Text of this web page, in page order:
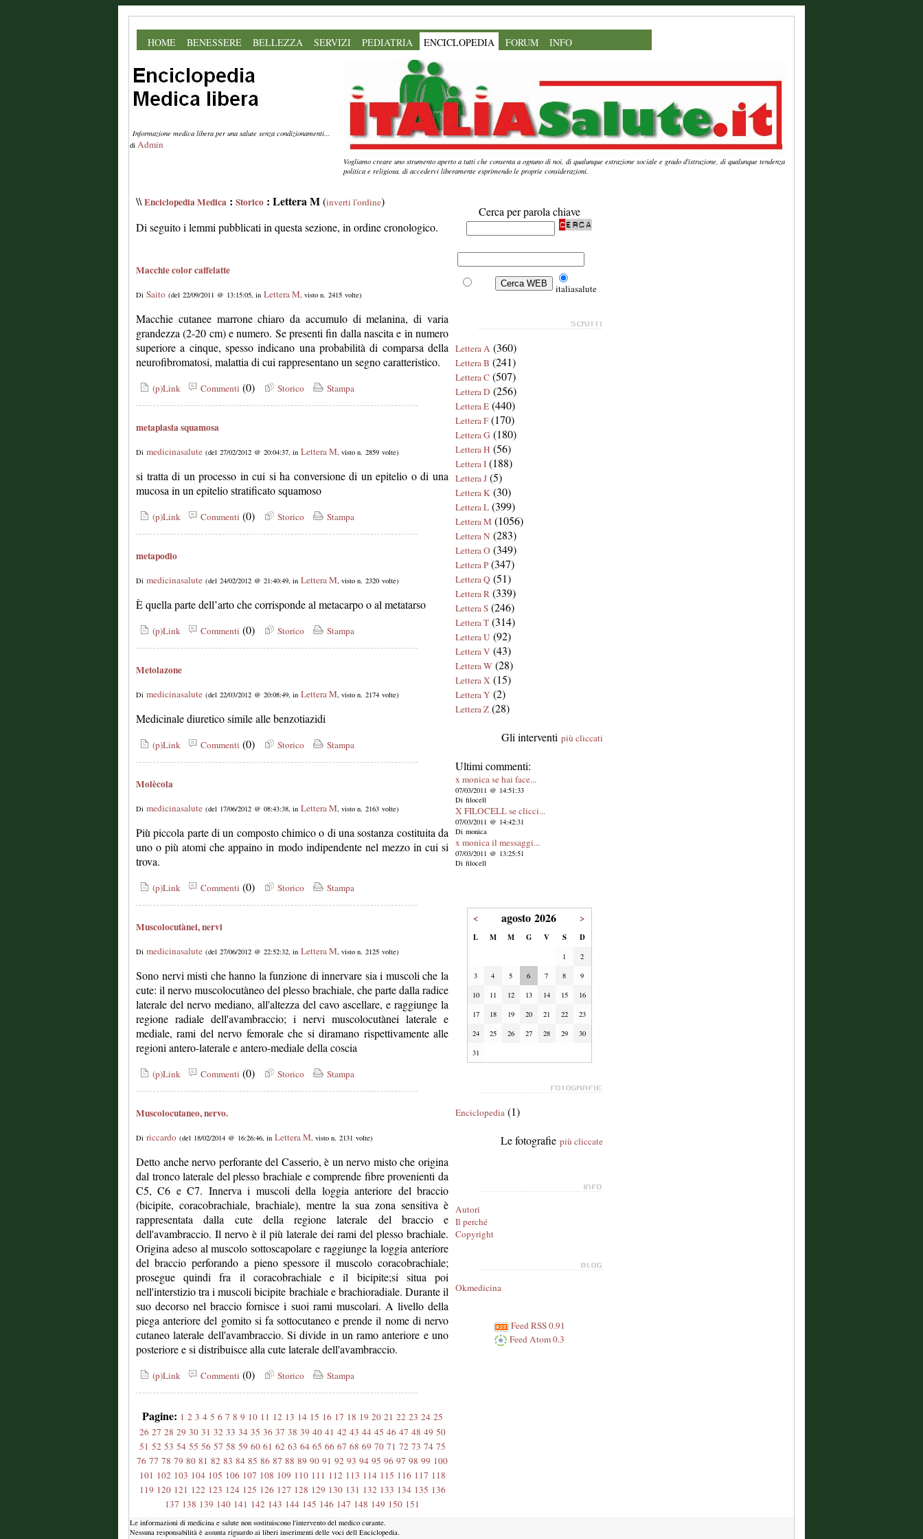
HOME BENESSERE BELLEZZA SERVIZI PEDIATRIA ENCICLOPEDIA FORUM INFO
Informazione medica libera per una salute senza condizionamenti...
di Admin
Vogliamo creare uno strumento aperto a tutti che consenta a ognuno di noi, di qualunque estrazione sociale e grado d'istruzione, di qualunque tendenza
politica e religiosa, di accedervi liberamente esprimendo le proprie considerazioni.
\\Enciclopedia Medica : Storico : Lettera M(inverti l'ordine)
Di seguito i lemmi pubblicati in questa sezione, in ordine cronologico.
Macchie color caffelatte
Di Saito (del 22/09/2011 @ 13:15:05, in Lettera M, visto n. 2415 volte)
Macchie cutanee marrone chiaro da accumulo di melanina, di varia
grandezza (2-20 cm) e numero. Se presenti fin dalla nascita e in numero
superiore a cinque, spesso indicano una probabilità di comparsa della
neurofibromatosi, malattia di cui rappresentano un segno caratteristico.
(p)Link Commenti (0) Storico Stampa
metaplasia squamosa
Di medicinasalute (del 27/02/2012 @ 20:04:37, in Lettera M, visto n. 2859 volte)
si tratta di un processo in cui si ha conversione di un epitelio o di una
mucosa in un epitelio stratificato squamoso
(p)Link Commenti (0) Storico Stampa
metapodio
Di medicinasalute (del 24/02/2012 @ 21:40:49, in Lettera M, visto n. 2320 volte)
È quella parte dell’arto che corrisponde al metacarpo o al metatarso
(p)Link Commenti (0) Storico Stampa
Metolazone
Di medicinasalute (del 22/03/2012 @ 20:08:49, in Lettera M, visto n. 2174 volte)
Medicinale diuretico simile alle benzotiazidi
(p)Link Commenti (0) Storico Stampa
Molècola
Di medicinasalute (del 17/06/2012 @ 08:43:38, in Lettera M, visto n. 2163 volte)
Più piccola parte di un composto chimico o di una sostanza costituita da
uno o più atomi che appaino in modo indipendente nel mezzo in cui si
trova.
(p)Link Commenti (0) Storico Stampa
Muscolocutànei, nervi
Di medicinasalute (del 27/06/2012 @ 22:52:32, in Lettera M, visto n. 2125 volte)
Sono nervi misti che hanno la funzione di innervare sia i muscoli che la
cute: il nervo muscolocutàneo del plesso brachiale, che parte dalla radice
laterale del nervo mediano, all'altezza del cavo ascellare, e raggiunge la
regione radiale dell'avambraccio; i nervi muscolocutànei laterale e
mediale, rami del nervo femorale che si diramano rispettivamente alle
regioni antero-laterale e antero-mediale della coscia
(p)Link Commenti (0) Storico Stampa
Muscolocutaneo, nervo.
Di riccardo (del 18/02/2014 @ 16:26:46, in Lettera M, visto n. 2131 volte)
Detto anche nervo perforante del Casserio, è un nervo misto che origina
dal tronco laterale del plesso brachiale e comprende fibre provenienti da
C5, C6 e C7. Innerva i muscoli della loggia anteriore del braccio
(bicipite, coracobrachiale, brachiale), mentre la sua zona sensitiva è
rappresentata dalla cute della regione laterale del braccio e
dell'avambraccio. Il nervo è il più laterale dei rami del plesso brachiale.
Origina adeso al muscolo sottoscapolare e raggiunge la loggia anteriore
del braccio perforando a pieno spessore il muscolo coracobrachiale;
prosegue quindi fra il coracobrachiale e il bicipite;si situa poi
nell'interstizio tra i muscoli bicipite brachiale e brachioradiale. Durante il
suo decorso nel braccio fornisce i suoi rami muscolari. A livello della
piega anteriore del gomito si fa sottocutaneo e prende il nome di nervo
cutaneo laterale dell'avambraccio. Si divide in un ramo anteriore e uno
posteriore e si distribuisce alla cute laterale dell'avambraccio.
(p)Link Commenti (0) Storico Stampa
Pagine: 1 2 3 4 5 6 7 8 9 10 11 12 13 14 15 16 17 18 19 20 21 22 23 24 25
26 27 28 29 30 31 32 33 34 35 36 37 38 39 40 41 42 43 44 45 46 47 48 49 50
51 52 53 54 55 56 57 58 59 60 61 62 63 64 65 66 67 68 69 70 71 72 73 74 75
76 77 78 79 80 81 82 83 84 85 86 87 88 89 90 91 92 93 94 95 96 97 98 99 100
101 102 103 104 105 106 107 108 109 110 111 112 113 114 115 116 117 118
119 120 121 122 123 124 125 126 127 128 129 130 131 132 133 134 135 136
137 138 139 140 141 142 143 144 145 146 147 148 149 150 151
Cerca per parola chiave
italiasalute
Lettera A (360)
Lettera B (241)
Lettera C (507)
Lettera D (256)
Lettera E (440)
Lettera F(170)
Lettera G (180)
Lettera H (56)
Lettera I (188)
Lettera J (5)
Lettera K (30)
Lettera L (399)
Lettera M (1056)
Lettera N (283)
Lettera O (349)
Lettera P(347)
Lettera Q (51)
Lettera R (339)
Lettera S (246)
Lettera T (314)
Lettera U (92)
Lettera V (43)
Lettera W (28)
Lettera X (15)
Lettera Y (2)
Lettera Z (28)
Gli interventi più cliccati
Ultimi commenti:
x monica se hai face...
07/03/2011 @ 14:51:33
Di filocell
X FILOCELL se clicci...
07/03/2011 @ 14:42:31
Di monica
x monica il messaggi...
07/03/2011 @ 13:25:51
Di filocell
< agosto 2026 >
L M M G V S D
1
2
3
4 5 6 7 8
9
10
11 12 13 14 15
16
17
18 19 20 21 22
23
24
25 26 27 28 29
30
31
Enciclopedia (1)
Le fotografie più cliccate
Autori
Il perché
Copyright
Okmedicina
Feed RSS 0.91
Feed Atom 0.3
Le informazioni di medicina e salute non sostituiscono l'intervento del medico curante.
Nessuna responsabilità è assunta riguardo ai liberi inserimenti delle voci dell Enciclopedia.